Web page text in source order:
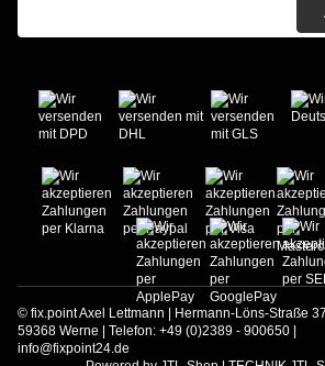
© fix.point Axel Lettmann | Hermann-Löns-Straße
59368 Werne | Telefon: +49 (0)2389 - 900650 |
info@fixpoint24.de